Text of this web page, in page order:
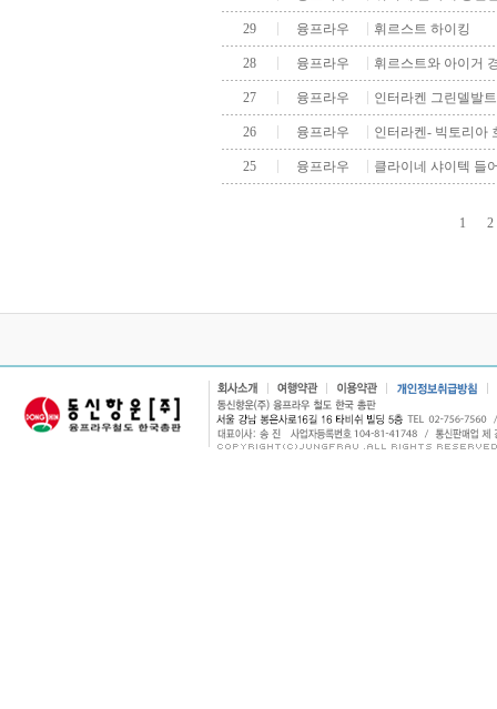
29 융프라우 휘르스트 하이킹
28 융프라우 휘르스트와 아이거
27 융프라우 인터라켄 그린델발
26 융프라우 인터라켄- 빅토리아
25 융프라우 클라이네 샤이텍 들
1 2